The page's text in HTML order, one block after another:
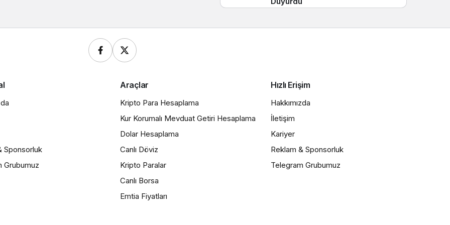
Sponsorluk
Grubumuz
Araçlar
Kripto Para Hesaplama
Kur Korumalı Mevduat Getiri Hesaplama
Dolar Hesaplama
Canlı Döviz
Kripto Paralar
Canlı Borsa
Emtia Fiyatları
Hızlı Erişim
Hakkımızda
İletişim
Kariyer
Reklam & Sponsorluk
Telegram Grubumuz